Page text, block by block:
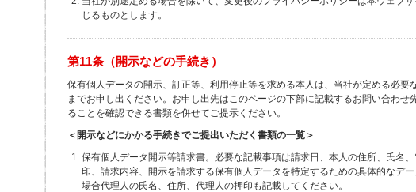
じるものとします。
第11条（開示などの手続き）
保有個人データの開示、訂正等、利用停止等を求める本人は、当社が定める必要
までお申し出ください。お申し出先はこのページの下部に記載するお問い合わせ
ることを確認できる書類を併せてご提示ください。
＜開示などにかかる手続きでご提出いただく書類の一覧＞
保有個人データ開示等請求書。必要な記載事項は請求日、本人の住所、氏名
印、請求内容、開示を請求する保有個人データを特定するための具体的なデ
場合代理人の氏名、住所、代理人の押印も記載してください。